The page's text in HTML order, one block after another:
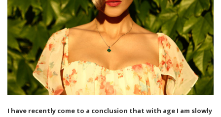
I have recently come to a conclusion that with age I am slowly